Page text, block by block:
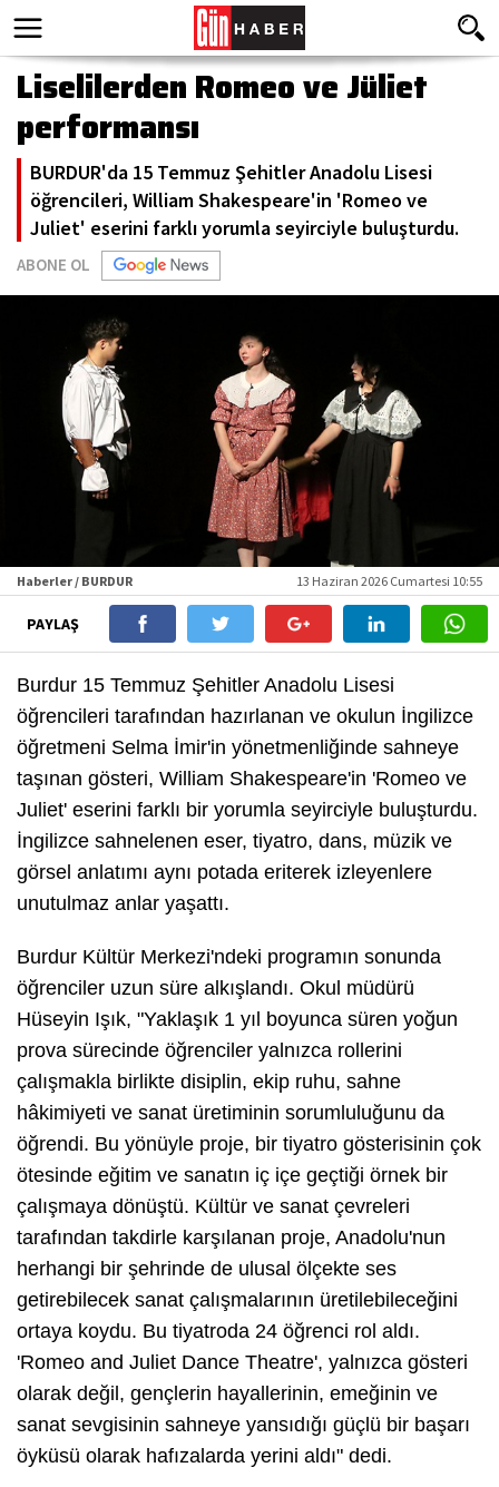
Liselilerden Romeo ve Jüliet
performansı
BURDUR'da 15 Temmuz Şehitler Anadolu Lisesi
öğrencileri, William Shakespeare'in 'Romeo ve
Juliet' eserini farklı yorumla seyirciyle buluşturdu.
ABONE OL
Haberler / BURDUR 13 Haziran 2026 Cumartesi 10:55
PAYLAŞ
Burdur 15 Temmuz Şehitler Anadolu Lisesi
öğrencileri tarafından hazırlanan ve okulun İngilizce
öğretmeni Selma İmir'in yönetmenliğinde sahneye
taşınan gösteri, William Shakespeare'in 'Romeo ve
Juliet' eserini farklı bir yorumla seyirciyle buluşturdu.
İngilizce sahnelenen eser, tiyatro, dans, müzik ve
görsel anlatımı aynı potada eriterek izleyenlere
unutulmaz anlar yaşattı.
Burdur Kültür Merkezi'ndeki programın sonunda
öğrenciler uzun süre alkışlandı. Okul müdürü
Hüseyin Işık, "Yaklaşık 1 yıl boyunca süren yoğun
prova sürecinde öğrenciler yalnızca rollerini
çalışmakla birlikte disiplin, ekip ruhu, sahne
hâkimiyeti ve sanat üretiminin sorumluluğunu da
öğrendi. Bu yönüyle proje, bir tiyatro gösterisinin çok
ötesinde eğitim ve sanatın iç içe geçtiği örnek bir
çalışmaya dönüştü. Kültür ve sanat çevreleri
tarafından takdirle karşılanan proje, Anadolu'nun
herhangi bir şehrinde de ulusal ölçekte ses
getirebilecek sanat çalışmalarının üretilebileceğini
ortaya koydu. Bu tiyatroda 24 öğrenci rol aldı.
'Romeo and Juliet Dance Theatre', yalnızca gösteri
olarak değil, gençlerin hayallerinin, emeğinin ve
sanat sevgisinin sahneye yansıdığı güçlü bir başarı
öyküsü olarak hafızalarda yerini aldı" dedi.